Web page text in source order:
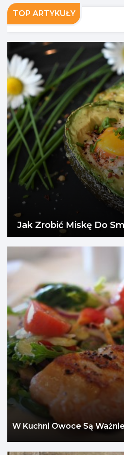
TOP ARTYKUŁY
Jak Zrobić Miskę Do
W Kuchni Owoce Są